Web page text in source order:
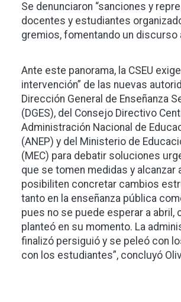
Se denunciaron “sanciones y
docentes y estudiantes
gremios, fomentando un discurso
Ante este panorama, la CSEU
intervención” de las nuevas
Dirección General de Enseñanza
(DGES), del Consejo Directivo
Administración Nacional de
(ANEP) y del Ministerio de
(MEC) para debatir soluciones
que se tomen medidas y alcanzar
posibiliten concretar cambios
tanto en la enseñanza pública
pues no se puede esperar a abril,
planteó en su momento. La
finalizó persiguió y se peleó con
con los estudiantes”, concluyó